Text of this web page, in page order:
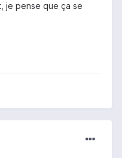
je pense que ça se